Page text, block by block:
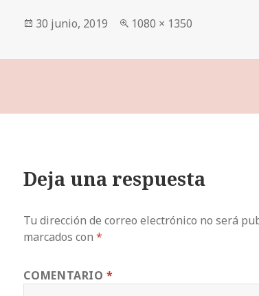
Publicado
30 junio, 2019
Tamaño
1080 × 1350
Deja una respuesta
Tu dirección de correo electrónico no será
marcados con*
COMENTARIO*